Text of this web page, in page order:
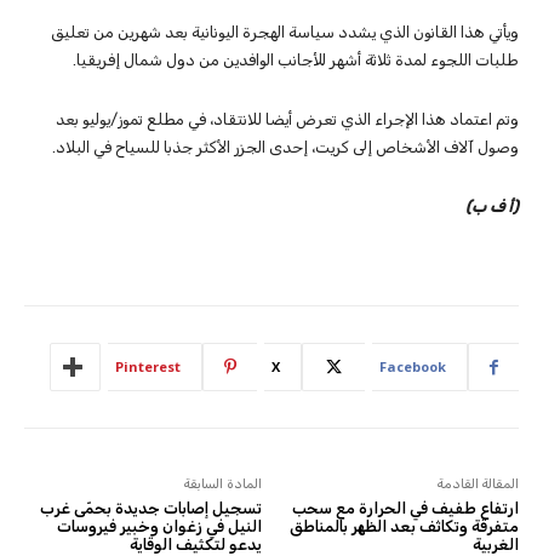
ويأتي هذا القانون الذي يشدد سياسة الهجرة اليونانية بعد شهرين من تعليق
طلبات اللجوء لمدة ثلاثة أشهر للأجانب الوافدين من دول شمال إفريقيا.
وتم اعتماد هذا الإجراء الذي تعرض أيضا للانتقاد، في مطلع تموز/يوليو بعد
وصول آلاف الأشخاص إلى كريت، إحدى الجزر الأكثر جذبا للسياح في البلاد.
(أ ف ب)
Facebook
X
Pinterest
المادة السابقة
تسجيل إصابات جديدة بحمّى غرب
النيل في زغوان وخبير فيروسات
يدعو لتكثيف الوقاية
المقالة القادمة
ارتفاع طفيف في الحرارة مع سحب
متفرقة وتكاثف بعد الظهر بالمناطق
الغربية